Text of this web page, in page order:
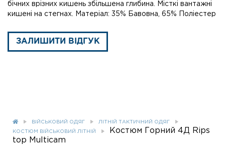
бічних врізних кишень збільшена глибина. Місткі вантажні
кишені на стегнах. Матеріал: 35% Бавовна, 65% Поліестер
ЗАЛИШИТИ ВІДГУК
ВІЙСЬКОВИЙ ОДЯГ ЛІТНІЙ ТАКТИЧНИЙ ОДЯГ
КОСТЮМ ВІЙСЬКОВИЙ ЛІТНІЙ
Костюм Горний 4Д Rips
top Multicam